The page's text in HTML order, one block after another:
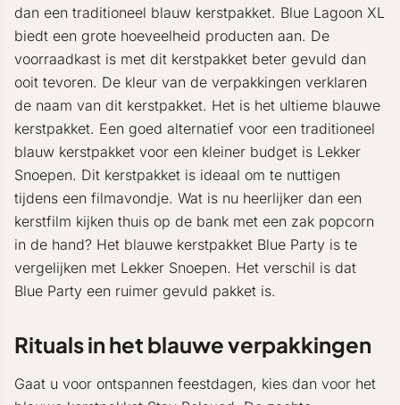
dan een traditioneel blauw kerstpakket. Blue Lagoon XL
biedt een grote hoeveelheid producten aan. De
voorraadkast is met dit kerstpakket beter gevuld dan
ooit tevoren. De kleur van de verpakkingen verklaren
de naam van dit kerstpakket. Het is het ultieme blauwe
kerstpakket. Een goed alternatief voor een traditioneel
blauw kerstpakket voor een kleiner budget is Lekker
Snoepen. Dit kerstpakket is ideaal om te nuttigen
tijdens een filmavondje. Wat is nu heerlijker dan een
kerstfilm kijken thuis op de bank met een zak popcorn
in de hand? Het blauwe kerstpakket Blue Party is te
vergelijken met Lekker Snoepen. Het verschil is dat
Blue Party een ruimer gevuld pakket is.
Rituals in het blauwe verpakkingen
Gaat u voor ontspannen feestdagen, kies dan voor het